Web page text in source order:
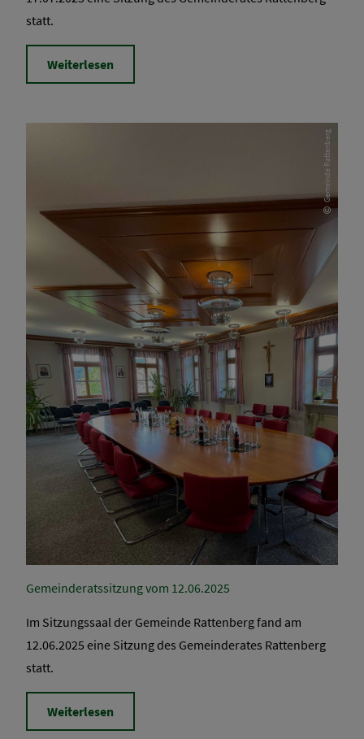
statt.
Weiterlesen
Gemeinde Rattenberg
Gemeinderatssitzung vom 12.06.2025
Im Sitzungssaal der Gemeinde Rattenberg fand am
12.06.2025 eine Sitzung des Gemeinderates Rattenberg
statt.
Weiterlesen